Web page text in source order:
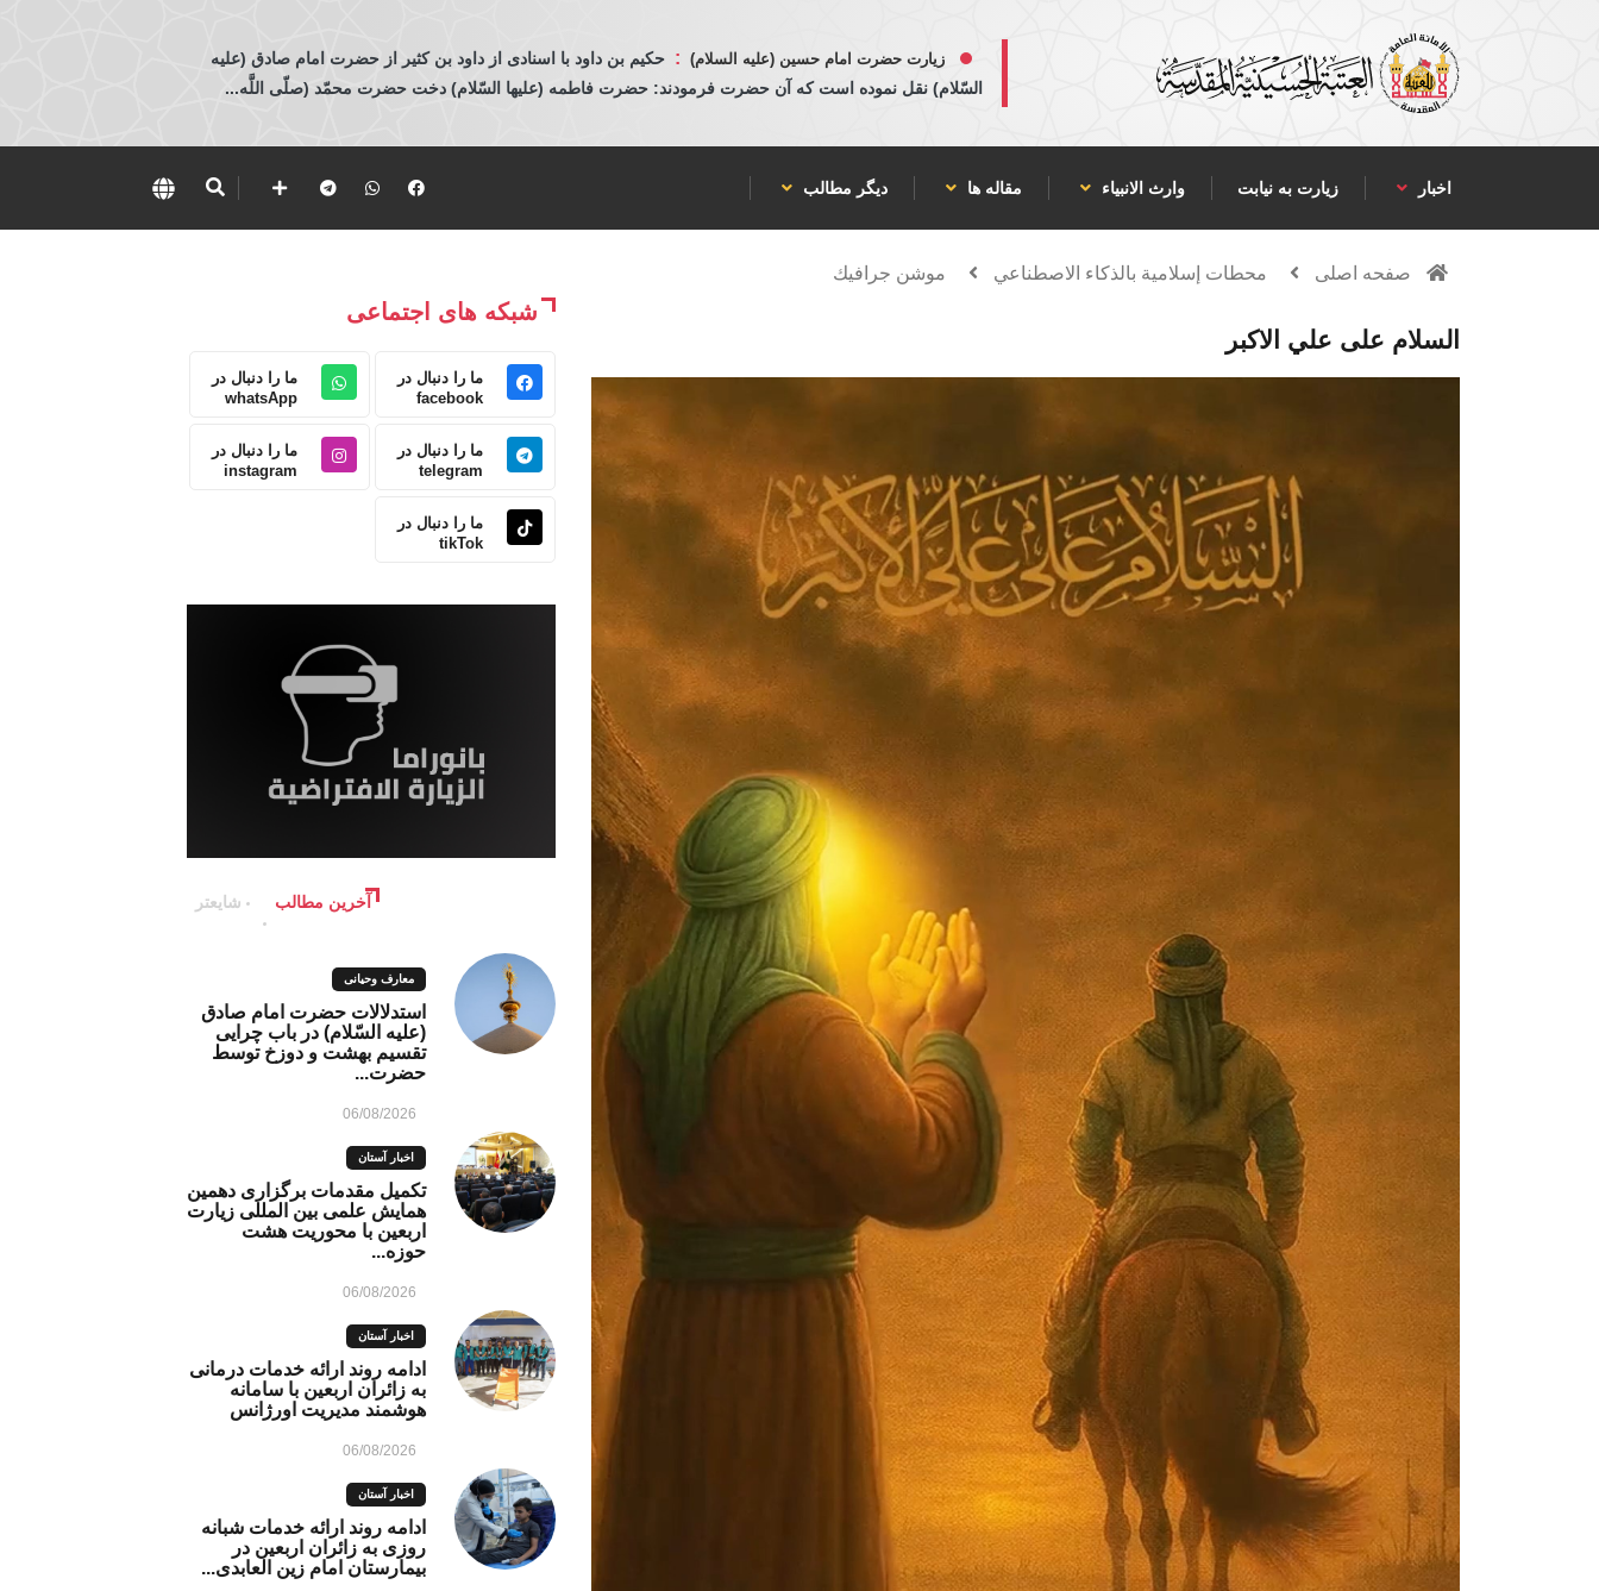
زیارت حضرت امام حسین (علیه السلام) : حكيم بن داود با اسنادی از داود بن كثير از حضرت امام صادق (عليه
السّلام) نقل نموده است كه آن حضرت فرمودند: حضرت فاطمه (عليها السّلام) دخت حضرت محمّد (صلّى اللَّه...
اخبار زیارت به نیابت وارث الانبياء مقاله ها دیگر مطالب
صفحه اصلی محطات إسلامية بالذكاء الاصطناعي موشن جرافيك
السلام على علي الاكبر
شبکه های اجتماعی
ما را دنبال در
facebook
ما را دنبال در
whatsApp
ما را دنبال در
telegram
ما را دنبال در
instagram
ما را دنبال در
tikTok
آخرین مطالب شایعتر
معارف وحیانی
استدلالات حضرت امام صادق
(علیه السّلام) در باب چرایی
تقسیم بهشت و دوزخ توسط
حضرت...
06/08/2026
اخبار آستان
تکمیل مقدمات برگزاری دهمین
همایش علمی بین المللی زیارت
اربعین با محوریت هشت
حوزه...
06/08/2026
اخبار آستان
ادامه روند ارائه خدمات درمانی
به زائران اربعین با سامانه
هوشمند مدیریت اورژانس
06/08/2026
اخبار آستان
ادامه روند ارائه خدمات شبانه
روزی به زائران اربعین در
بیمارستان امام زین العابدی...